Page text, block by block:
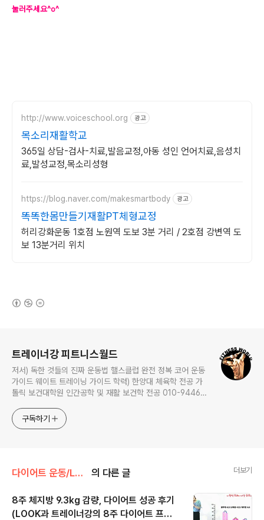
눌러주세요^o^
http://www.voiceschool.org 광고
목소리재활학교
365일 상담-검사-치료,발음교정,아동 성인 언어치료,음성치
료,발성교정,목소리성형
https://blog.naver.com/makesmartbody 광고
똑똑한몸만들기재활PT체형교정
허리강화운동 1호점 노원역 도보 3분 거리 / 2호점 강변역 도
보 13분거리 위치
트레이너강 피트니스월드
저서) 독한 것들의 진짜 운동법 핼스클럽 완전 정복 코어 운동
가이드 웨이트 트레이닝 가이드 학력) 한양대 체육학 전공 가
톨릭 보건대학원 인간공학 및 재활 보건학 전공 010-9446-
구독하기
다이어트 운동/LOOK 8주 프로젝트 의 다른 글 더보기
8주 체지방 9.3kg 감량, 다이어트 성공 후기
(LOOK과 트레이너강의 8주 다이어트 프로